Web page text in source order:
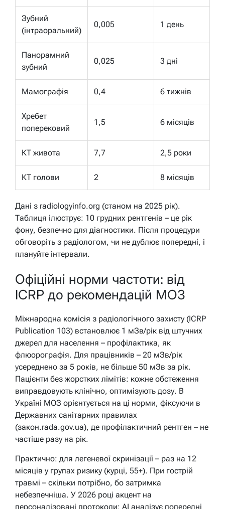
Зубний
(інтраоральний)
0,005 1 день
Панорамний
зубний
0,025 3 дні
Мамографія 0,4 6 тижнів
Хребет
поперековий
1,5 6 місяців
КТ живота 7,7 2,5 роки
КТ голови 2 8 місяців
Дані з radiologyinfo.org (станом на 2025 рік).
Таблиця ілюструє: 10 грудних рентгенів – це рік
фону, безпечно для діагностики. Після процедури
обговоріть з радіологом, чи не дублює попередні, і
плануйте інтервали.
Офіційні норми частоти: від
ICRP до рекомендацій МОЗ
Міжнародна комісія з радіологічного захисту (ICRP
Publication 103) встановлює 1 мЗв/рік від штучних
джерел для населення – профілактика, як
флюорографія. Для працівників – 20 мЗв/рік
усереднено за 5 років, не більше 50 мЗв за рік.
Пацієнти без жорстких лімітів: кожне обстеження
виправдовують клінічно, оптимізують дозу. В
Україні МОЗ орієнтується на ці норми, фіксуючи в
Державних санітарних правилах
(закон.rada.gov.ua), де профілактичний рентген – не
частіше разу на рік.
Практично: для легеневої скринізації – раз на 12
місяців у групах ризику (курці, 55+). При гострій
травмі – скільки потрібно, бо затримка
небезпечніша. У 2026 році акцент на
персоналізовані протоколи: AI аналізує попередні